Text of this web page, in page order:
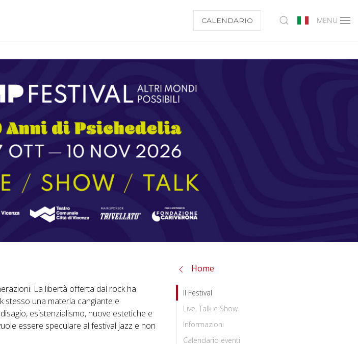
CALENDARIO MENU
La libertà offerta dal rock ha
stesso una materia cangiante e
esistenzialismo, nuove estetiche e
essere speculare al festival jazz e non
Home
Il Festival
Live, Talk e Show
Informazioni
Calendario eventi